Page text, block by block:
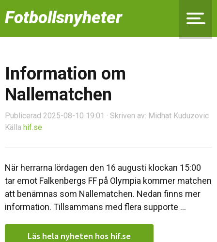
Fotbollsnyheter
Information om
Nallematchen
Publicerad 2025-08-10 19:01 · Skriven av: Midhat Kuduzovic
Källa hif.se
När herrarna lördagen den 16 augusti klockan 15:00
tar emot Falkenbergs FF på Olympia kommer matchen
att benämnas som Nallematchen. Nedan finns mer
information. Tillsammans med flera supporte ...
Läs hela nyheten hos hif.se